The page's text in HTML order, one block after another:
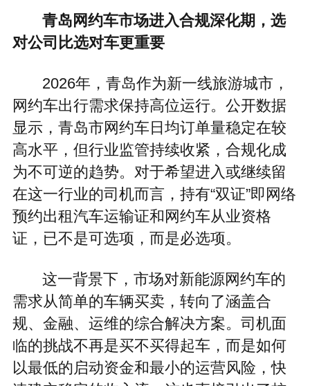
青岛网约车市场进入合规深化期，选
对公司比选对车更重要
2026年，青岛作为新一线旅游城市，
网约车出行需求保持高位运行。公开数据
显示，青岛市网约车日均订单量稳定在较
高水平，但行业监管持续收紧，合规化成
为不可逆的趋势。对于希望进入或继续留
在这一行业的司机而言，持有“双证”即网络
预约出租汽车运输证和网约车从业资格
证，已不是可选项，而是必选项。
这一背景下，市场对新能源网约车的
需求从简单的车辆买卖，转向了涵盖合
规、金融、运维的综合解决方案。司机面
临的挑战不再是买不买得起车，而是如何
以最低的启动资金和最小的运营风险，快